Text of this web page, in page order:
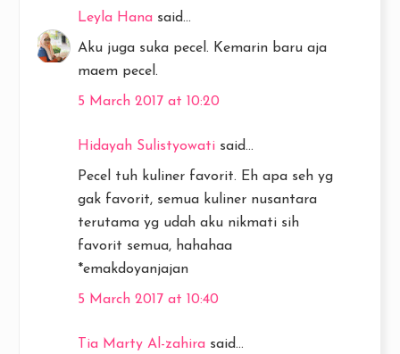
Leyla Hana said...
Aku juga suka pecel. Kemarin baru aja
maem pecel.
5 March 2017 at 10:20
Hidayah Sulistyowati said...
Pecel tuh kuliner favorit. Eh apa seh yg
gak favorit, semua kuliner nusantara
terutama yg udah aku nikmati sih
favorit semua, hahahaa
*emakdoyanjajan
5 March 2017 at 10:40
Tia Marty Al-zahira said...